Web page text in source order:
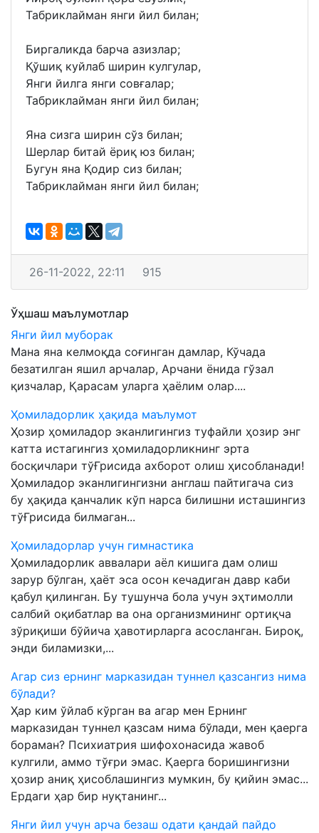
Табриклайман янги йил билан;
Биргаликда барча азизлар;
Қўшиқ куйлаб ширин кулгулар,
Янги йилга янги совғалар;
Табриклайман янги йил билан;
Яна сизга ширин сўз билан;
Шерлар битай ёриқ юз билан;
Бугун яна Қодир сиз билан;
Табриклайман янги йил билан;
26-11-2022, 22:11 915
Ўҳшаш маълумотлар
Янги йил муборак
Мана яна келмоқда соғинган дамлар, Кўчада
безатилган яшил арчалар, Aрчани ёнида гўзал
қизчалар, Қарасам уларга ҳаёлим олар....
Ҳомиладорлик ҳақида маълумот
Ҳозир ҳомиладор эканлигингиз туфайли ҳозир энг
катта истагингиз ҳомиладорликнинг эрта
босқичлари тўҒрисида ахборот олиш ҳисобланади!
Ҳомиладор эканлигингизни англаш пайтигача сиз
бу ҳақида қанчалик кўп нарса билишни исташингиз
тўҒрисида билмаган...
Ҳомиладорлар учун гимнастика
Ҳомиладорлик аввалари аёл кишига дам олиш
зарур бўлган, ҳаёт эса осон кечадиган давр каби
қабул қилинган. Бу тушунча бола учун эҳтимолли
салбий оқибатлар ва она организмининг ортиқча
зўриқиши бўйича ҳавотирларга асосланган. Бироқ,
энди биламизки,...
Агар сиз ернинг марказидан туннел қазсангиз нима
бўлади?
Ҳар ким ўйлаб кўрган ва агар мен Ернинг
марказидан туннел қазсам нима бўлади, мен қаерга
бораман? Психиатрия шифохонасида жавоб
кулгили, аммо тўғри эмас. Қаерга боришингизни
ҳозир аниқ ҳисоблашингиз мумкин, бу қийин эмас...
Ердаги ҳар бир нуқтанинг...
Янги йил учун арча безаш одати қандай пайдо